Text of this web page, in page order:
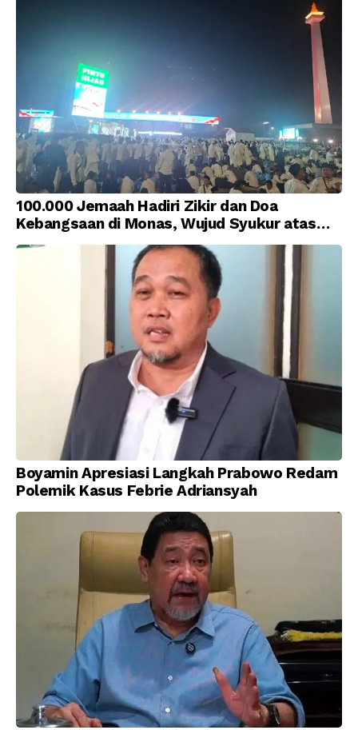
100.000 Jemaah Hadiri Zikir dan Doa
Kebangsaan di Monas, Wujud Syukur atas
Kemerdekaan Indonesia
Boyamin Apresiasi Langkah Prabowo Redam
Polemik Kasus Febrie Adriansyah